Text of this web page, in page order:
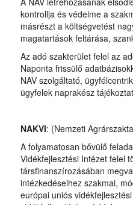
kontrollja és védelme a
másrészt a költségvetést
magatartások feltárása,
Az adó szakterület felel az
Naponta frissülő
NAV szolgáltató,
ügyfelek naprakész
NAKVI: (Nemzeti
A folyamatosan bővülő
Vidékfejlesztési Intézet felel
társfinanszírozásában
intézkedéseihez szakmai,
európai uniós